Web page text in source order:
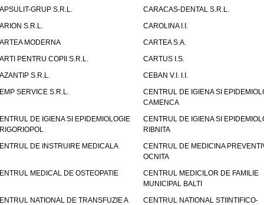
GRUP S.R.L.
CARACAS-DENTAL S.R.L.
S.R.L.
CAROLINA I.I.
MODERNA
CARTEA S.A.
PENTRU COPII S.R.L.
CARTUS I.S.
S.R.L.
CEBAN V.I. I.I.
SERVICE S.R.L.
CENTRUL DE IGIENA SI
CAMENCA
DE IGIENA SI EPIDEMIOLOGIE
CENTRUL DE IGIENA SI
RIBNITA
DE INSTRUIRE MEDICALA
CENTRUL DE MEDICINA
OCNITA
MEDICAL DE OSTEOPATIE
CENTRUL MEDICILOR DE FAMILIE
MUNICIPAL BALTI
NATIONAL DE TRANSFUZIE A
CENTRUL NATIONAL STIINTIFICO-